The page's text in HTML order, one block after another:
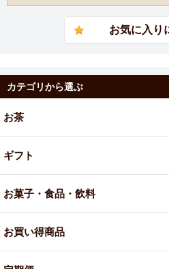
カテゴリから選ぶ
お茶
ギフト
お菓子・食品・飲料
お買い得商品